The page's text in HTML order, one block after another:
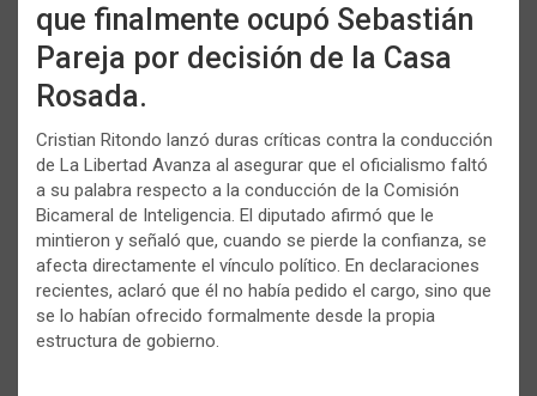
que finalmente ocupó Sebastián
Pareja por decisión de la Casa
Rosada.
Cristian Ritondo lanzó duras críticas contra la conducción
de La Libertad Avanza al asegurar que el oficialismo faltó
a su palabra respecto a la conducción de la Comisión
Bicameral de Inteligencia. El diputado afirmó que le
mintieron y señaló que, cuando se pierde la confianza, se
afecta directamente el vínculo político. En declaraciones
recientes, aclaró que él no había pedido el cargo, sino que
se lo habían ofrecido formalmente desde la propia
estructura de gobierno.